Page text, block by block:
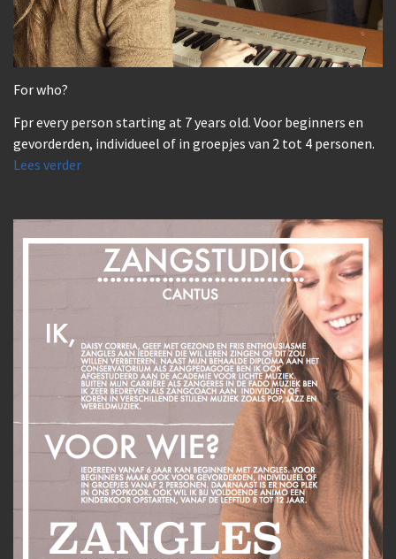
For who?
Fpr every person starting at 7 years old. Voor beginners en
gevorderden, individueel of in groepjes van 2 tot 4 personen.
Lees verder